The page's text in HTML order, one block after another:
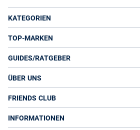
KATEGORIEN
TOP-MARKEN
GUIDES/RATGEBER
ÜBER UNS
FRIENDS CLUB
INFORMATIONEN